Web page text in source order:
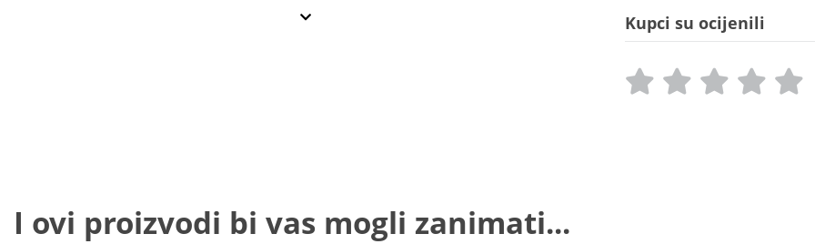
Kupci su ocijenili
I ovi proizvodi bi vas mogli zanimati...